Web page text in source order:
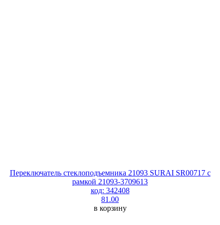
Переключатель стеклоподъемника 21093 SURAI SR00717 с
рамкой 21093-3709613
код: 342408
81.00
в корзину